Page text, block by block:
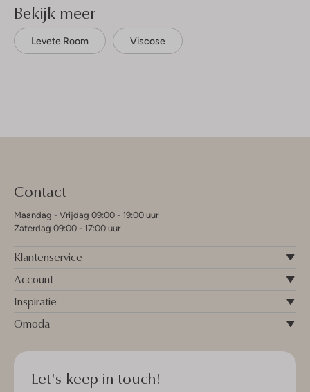
Bekijk meer
Levete Room Viscose
Contact
Maandag - Vrijdag 09:00 - 19:00 uur
Zaterdag 09:00 - 17:00 uur
Klantenservice
Account
Inspiratie
Omoda
Let's keep in touch!